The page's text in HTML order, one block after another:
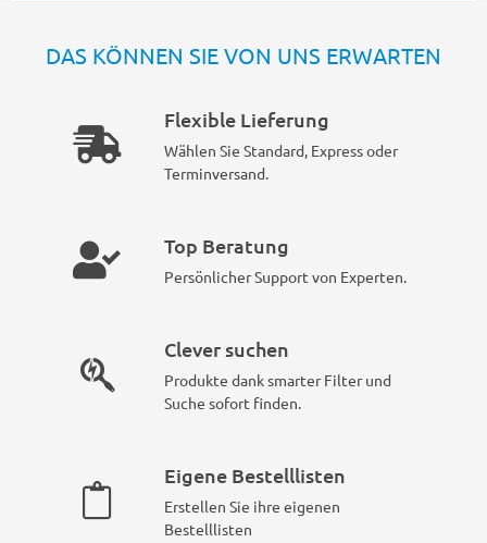
DAS KÖNNEN SIE VON UNS ERWARTEN
Flexible Lieferung
Wählen Sie Standard, Express oder
Terminversand.
Top Beratung
Persönlicher Support von Experten.
Clever suchen
Produkte dank smarter Filter und
Suche sofort finden.
Eigene Bestelllisten
Erstellen Sie ihre eigenen
Bestelllisten